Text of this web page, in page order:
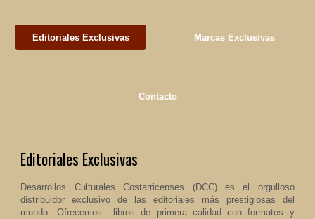
Editoriales Exclusivas Marcas Exclusivas
Contacto
Editoriales Exclusivas
Desarrollos Culturales Costarricenses (DCC) es el orgulloso
distribuidor exclusivo de las editoriales más prestigiosas del
mundo. Ofrecemos libros de primera calidad con formatos y